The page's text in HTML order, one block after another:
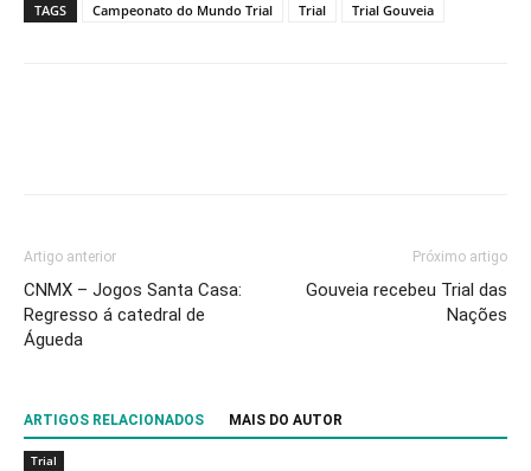
TAGS Campeonato do Mundo Trial Trial Trial Gouveia
Artigo anterior
CNMX – Jogos Santa Casa:
Regresso á catedral de
Águeda
Próximo artigo
Gouveia recebeu Trial das
Nações
ARTIGOS RELACIONADOS MAIS DO AUTOR
Trial